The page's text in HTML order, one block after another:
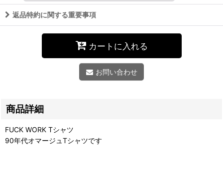
返品特約に関する重要事項
カートに入れる
お問い合わせ
商品詳細
FUCK WORK Tシャツ
90年代オマージュTシャツです